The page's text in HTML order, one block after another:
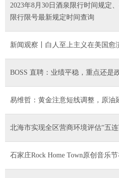
2023年8月30日酒泉限行时间规定
限行限号最新规定时间查询
新闻观察丨白人至上主义在美国愈
BOSS 直聘：业绩平稳，重点还是
易维哲：黄金注意短线调整，原油
北海市实现全区营商环境评估“五
石家庄Rock Home Town原创音乐